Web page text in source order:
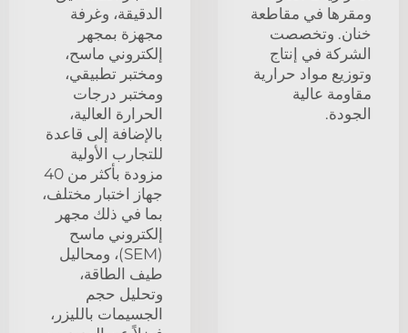
ومقرها في مقاطعة
خنان. وتخصصت
الشركة في إنتاج
وتوزيع مواد حرارية
مقاومة عالية
الجودة.
الدقيقة، وغرفة
مجهزة بمجهر
إلكتروني ماسح،
ومختبر تطبيقي،
ومختبر درجات
الحرارة العالية،
بالإضافة إلى قاعدة
للتجارب الأولية
مزودة بأكثر من 40
جهاز اختبار مختلف،
بما في ذلك مجهر
إلكتروني ماسح
(SEM)، ومحاليل
طيف الطاقة،
وتحليل حجم
الجسيمات بالليزر،